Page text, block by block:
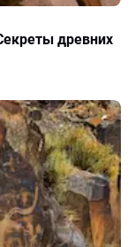
древних